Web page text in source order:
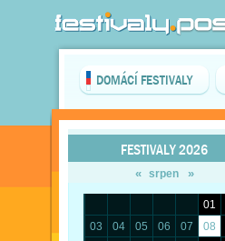
DOMÁCÍ FESTIVALY
FESTIVALY 2026
« srpen »
01
03
04 05 06 07 08